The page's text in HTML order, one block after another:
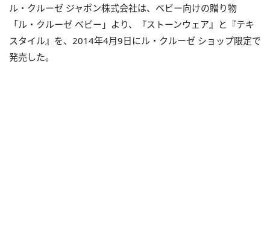
ル・クルーゼ ジャポン株式会社は、ベビー向けの贈り物
「ル・クルーゼ ベビー」より、『ストーンウェア』と『テキ
スタイル』を、2014年4月9日にル・クルーゼ ショップ限定で
発売した。